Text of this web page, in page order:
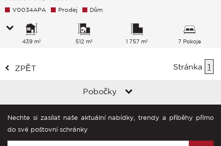
V0034APA Prodej Dům
439 m² 512 m² 1 757 m² 7 Pokoje
ZPĚT Stránka 1
Pobočky
Nechte si zasílat naše aktuální nabídky, trendy a příběhy přímo
do své poštovní schránky